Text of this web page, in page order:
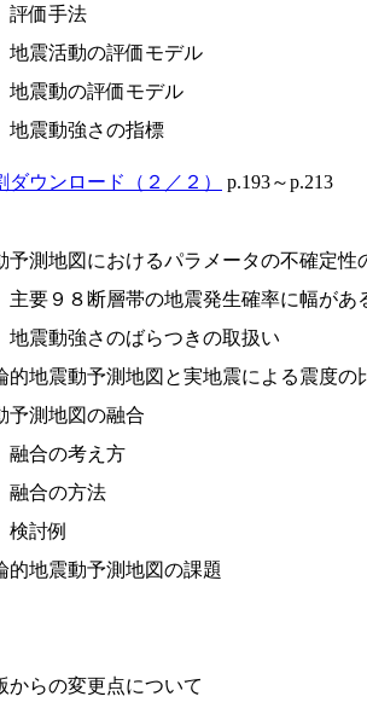
評価手法
震活動の評価モデル
震動の評価モデル
ウンロード（２／２）
p.193～p.213
予測地図におけるパラメータの不確定性
要９８断層帯の地震発生確率に幅があ
震動強さのばらつきの取扱い
的地震動予測地図と実地震による震度の
予測地図の融合
合の考え方
合の方法
討例
的地震動予測地図の課題
からの変更点について